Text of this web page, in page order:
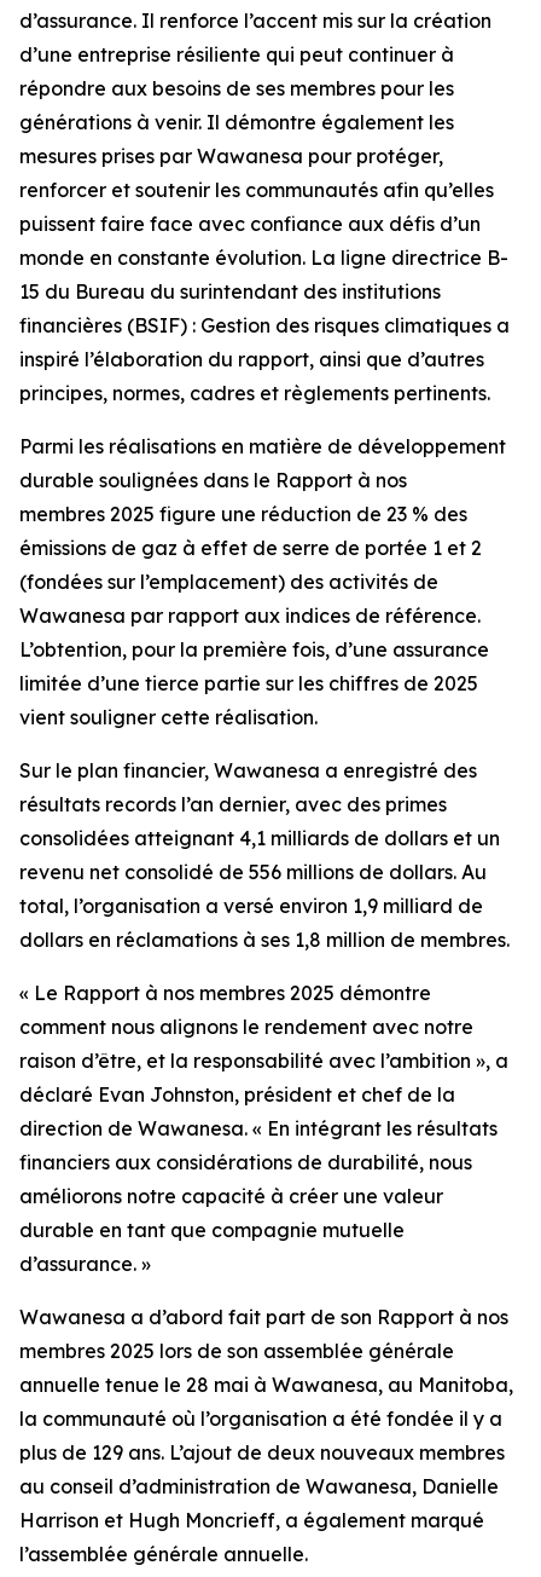
d’assurance. Il renforce l’accent mis sur la création
d’une entreprise résiliente qui peut continuer à
répondre aux besoins de ses membres pour les
générations à venir. Il démontre également les
mesures prises par Wawanesa pour protéger,
renforcer et soutenir les communautés afin qu’elles
puissent faire face avec confiance aux défis d’un
monde en constante évolution. La ligne directrice B-
15 du Bureau du surintendant des institutions
financières (BSIF) : Gestion des risques climatiques a
inspiré l’élaboration du rapport, ainsi que d’autres
principes, normes, cadres et règlements pertinents.
Parmi les réalisations en matière de développement
durable soulignées dans le Rapport à nos
membres 2025 figure une réduction de 23 % des
émissions de gaz à effet de serre de portée 1 et 2
(fondées sur l’emplacement) des activités de
Wawanesa par rapport aux indices de référence.
L’obtention, pour la première fois, d’une assurance
limitée d’une tierce partie sur les chiffres de 2025
vient souligner cette réalisation.
Sur le plan financier, Wawanesa a enregistré des
résultats records l’an dernier, avec des primes
consolidées atteignant 4,1 milliards de dollars et un
revenu net consolidé de 556 millions de dollars. Au
total, l’organisation a versé environ 1,9 milliard de
dollars en réclamations à ses 1,8 million de membres.
« Le Rapport à nos membres 2025 démontre
comment nous alignons le rendement avec notre
raison d’être, et la responsabilité avec l’ambition », a
déclaré Evan Johnston, président et chef de la
direction de Wawanesa. « En intégrant les résultats
financiers aux considérations de durabilité, nous
améliorons notre capacité à créer une valeur
durable en tant que compagnie mutuelle
d’assurance. »
Wawanesa a d’abord fait part de son Rapport à nos
membres 2025 lors de son assemblée générale
annuelle tenue le 28 mai à Wawanesa, au Manitoba,
la communauté où l’organisation a été fondée il y a
plus de 129 ans. L’ajout de deux nouveaux membres
au conseil d’administration de Wawanesa, Danielle
Harrison et Hugh Moncrieff, a également marqué
l’assemblée générale annuelle.